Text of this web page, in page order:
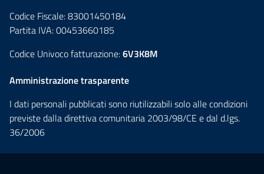
Codice Fiscale: 83001450184
Partita IVA: 00453660185
Codice Univoco fatturazione:6V3K8M
Amministrazione trasparente
I dati personali pubblicati sono riutilizzabili solo alle condizioni
previste dalla direttiva comunitaria 2003/98/CE e dal d.lgs.
36/2006